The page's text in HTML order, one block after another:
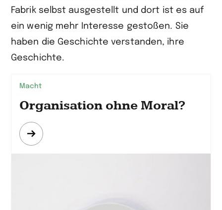
Fabrik selbst ausgestellt und dort ist es auf
ein wenig mehr Interesse gestoßen. Sie
haben die Geschichte verstanden, ihre
Geschichte.
Macht
Organisation ohne Moral?
Mehr